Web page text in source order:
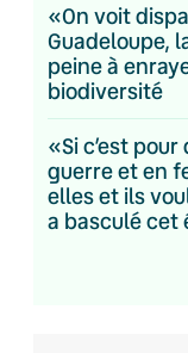
«On voit
Guadeloupe,
peine à
biodiversité
«Si c’est
guerre et en
elles et ils
a basculé cet